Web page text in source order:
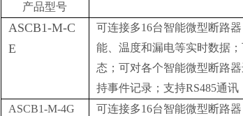
产品型号
ASCB1-M-C
E
可连接多16台智能微型断路
能、温度和漏电等实时数据
态；可对各个智能微型断路
持事件记录；支持RS485通讯
ASCB1-M-4G
可连接多16台智能微型断路